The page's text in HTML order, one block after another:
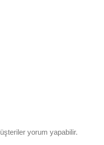
yorum yapabilir.